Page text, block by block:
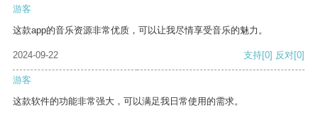
游客
这款app的音乐资源非常优质，可以让我尽情享受音乐的魅力。
2024-09-22 支持[0] 反对[0]
游客
这款软件的功能非常强大，可以满足我日常使用的需求。